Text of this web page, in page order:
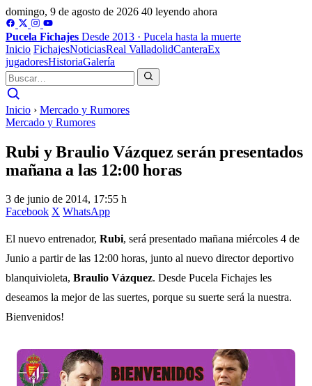
domingo, 9 de agosto de 2026 40 leyendo ahora
Pucela Fichajes Desde 2013 · Pucela hasta la muerte
Inicio FichajesNoticiasReal ValladolidCanteraEx
jugadoresHistoriaGalería
Inicio › Mercado y Rumores
Mercado y Rumores
Rubi y Braulio Vázquez serán presentados
mañana a las 12:00 horas
3 de junio de 2014, 17:55 h
Facebook X WhatsApp
El nuevo entrenador, Rubi, será presentado mañana miércoles 4 de
Junio a partir de las 12:00 horas, junto al nuevo director deportivo
blanquivioleta, Braulio Vázquez. Desde Pucela Fichajes les
deseamos la mejor de las suertes, porque su suerte será la nuestra.
Bienvenidos!